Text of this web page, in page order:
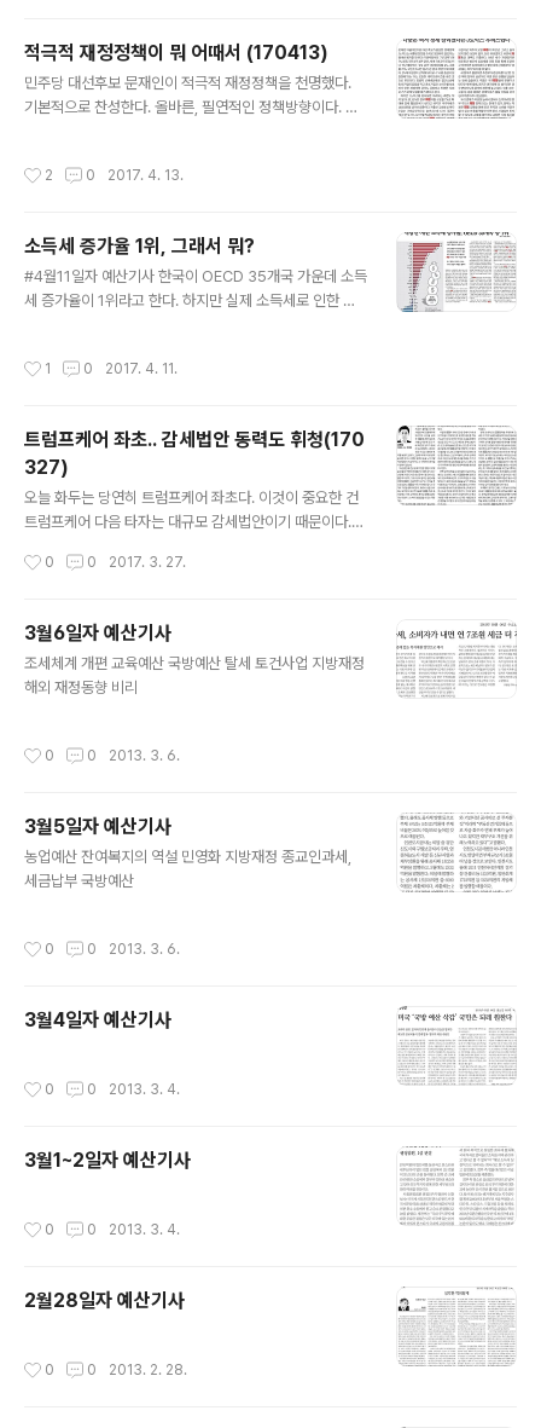
'보편증세'를 말했을때 예상할 수 있는 후폭풍이 너무 크다
는 건 누구나 예측할 수 있으니까. 만약 그렇다면, 솔직하지
못하다고 탓하고 싶은 생각은 없다. 이해는 한다. 다만 아쉬
에 한계가 뚜렷하고, 사회적 갈등과 역습을 초래할 우려 또
적극적 재정정책이 뭐 어때서 (170413)
민주당 대선후보 문재인이 적극적 재정정책을 천명했다.
기본적으로 찬성한다. 올바른, 필연적인 정책방향이다. 적
명히 짚어보고 싶다. 비판론자들은 '경기회복에 정부가 나
누가 경기회복을 할 것인가. 그리고 국민 세금을 그런데 쓰
지 않으면 도대체 어디에 쓸 것인가. 경기침체 국면에서 적
극적 재정정책을 쓴 선례는 많다. 김대중 정부는 공적자금
2008년 집권 첫 해 미국발..
2 0 2017. 4. 13.
소득세 증가율 1위, 그래서 뭐?
#4월11일자 예산기사 한국이 OECD 35개국 가운데 소득
세 증가율이 1위라고 한다. 하지만 실제 소득세로 인한 세
다. 2014년 기준 802만명에 이르는 면세자로 인해 "나머
증가율은 더 늘어날 것이다. 세액공제 방식으로 바꾼 건 더
많이 버는 사람에게 더 큰 증세효과가 있는데도 "소위 '가
진 자'들의 소득세 수입에 대한 과세와의 형평성을 맞추지
못한 점은 문제"라고 지적한다. 강원도의회가 또다시 201
했다. 이번이 세번째라..
1 0 2017. 4. 11.
트럼프케어 좌초.. 감세법안 동력도 휘청(170
327)
오늘 화두는 당연히 트럼프케어 좌초다. 이것이 중요한 건
트럼프케어 다음 타자는 대규모 감세법안이기 때문이다.
소를 보전하겠다고 공언해온터. 거기다 트럼프케어 의회통
다. 경향신문에는 증세 문제를 공론화할 것을 요구하는 기
고문이 실렸다. 배재대 교수 김현동은 대선주자들이 예산
공약에 대해 재원조달계획을 분명히 밝혀야 한다고 지적했
다.
0 0 2017. 3. 27.
3월6일자 예산기사
조세체계 개편 교육예산 국방예산 탈세 토건사업 지방재정
해외 재정동향 비리
0 0 2013. 3. 6.
3월5일자 예산기사
농업예산 잔여복지의 역설 민영화 지방재정 종교인과세,
세금납부 국방예산
0 0 2013. 3. 6.
3월4일자 예산기사
0 0 2013. 3. 4.
3월1~2일자 예산기사
0 0 2013. 3. 4.
2월28일자 예산기사
0 0 2013. 2. 28.